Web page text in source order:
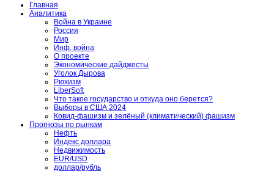
Главная
Аналитика
Война в Украине
Россия
Мир
Инф. война
О проекте
Экономические дайджесты
Уголок Дырова
Рюхизм
LiberSoft
Что такое государство и откуда оно берется?
Выборы в США 2024
Ковид-фашизм и зелёный (климатический) фашизм
Прогнозы по рынкам
Нефть
Индекс доллара
Недвижимость
EUR/USD
доллар/рубль